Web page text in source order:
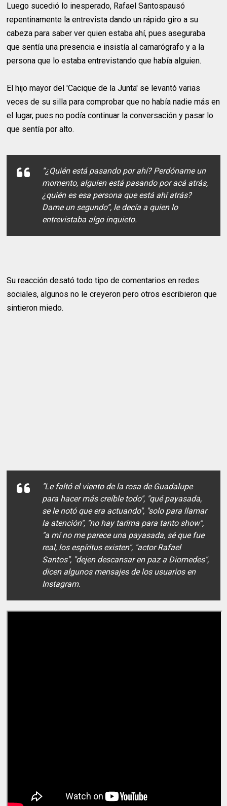
Luego sucedió lo inesperado, Rafael Santospausó
repentinamente la entrevista dando un rápido giro a su
cabeza para saber ver quien estaba ahí, pues aseguraba
que sentía una presencia e insistía al camarógrafo y a la
persona que lo estaba entrevistando que había alguien.
El hijo mayor del 'Cacique de la Junta' se levantó varias
veces de su silla para comprobar que no había nadie más en
el lugar, pues no podía continuar la conversación y pasar lo
que sentía por alto.
“¿Quién está pasando por ahí? Perdóname un
momento, alguien está pasando por acá atrás,
¿quién es esa persona que está ahí atrás?
Dame un segundo”, le decía a quien lo
entrevistaba algo inquieto.
Su reacción desató todo tipo de comentarios en redes
sociales, algunos no le creyeron pero otros escribieron que
sintieron miedo.
"Le faltó el viento de la rosa de Guadalupe
para hacer más creíble todo", "qué payasada,
se le notó que era actuando", "solo para llamar
la atención", "no hay tarima para tanto show",
"a mí no me parece una payasada, sé que fue
real, los espíritus existen", "actor Rafael
Santos", "dejen descansar en paz a Diomedes",
dicen algunos mensajes de los usuarios en
Instagram.